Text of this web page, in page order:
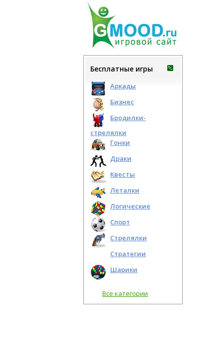
Бесплатные игры
Аркады
Бизнес
Бродилки-
стрелялки
Гонки
Драки
Квесты
Леталки
Логические
Спорт
Стрелялки
Стратегии
Шарики
Все категории